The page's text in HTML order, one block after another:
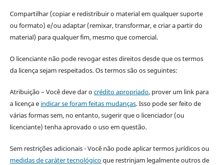
Compartilhar (copiar e redistribuir o material em qualquer suporte
ou formato) e/ou adaptar (remixar, transformar, e criar a partir do
material) para qualquer fim, mesmo que comercial.
O licenciante não pode revogar estes direitos desde que os termos
da licença sejam respeitados. Os termos são os seguintes:
Atribuição – Você deve dar ocrédito apropriado, prover um link para
a licença e indicar se foram feitas mudanças. Isso pode ser feito de
várias formas sem, no entanto, sugerir que o licenciador (ou
licenciante) tenha aprovado o uso em questão.
Sem restrições adicionais - Você não pode aplicar termos jurídicos ou
medidas de caráter tecnológicoque restrinjam legalmente outros de